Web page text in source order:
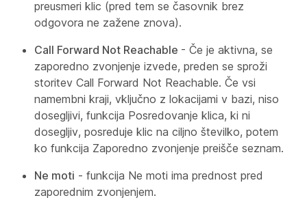
preusmeri klic (pred tem se časovnik brez
odgovora ne zažene znova).
Call Forward Not Reachable - Če je aktivna, se
zaporedno zvonjenje izvede, preden se sproži
storitev Call Forward Not Reachable. Če vsi
namembni kraji, vključno z lokacijami v bazi, niso
dosegljivi, funkcija Posredovanje klica, ki ni
dosegljiv, posreduje klic na ciljno številko, potem
ko funkcija Zaporedno zvonjenje preišče seznam.
Ne moti - funkcija Ne moti ima prednost pred
zaporednim zvonjenjem.